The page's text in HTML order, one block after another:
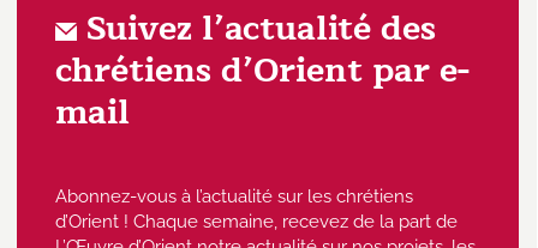
Suivez l’actualité des
chrétiens d’Orient par e-
mail
Abonnez-vous à l’actualité sur les chrétiens
d’Orient ! Chaque semaine, recevez de la part de